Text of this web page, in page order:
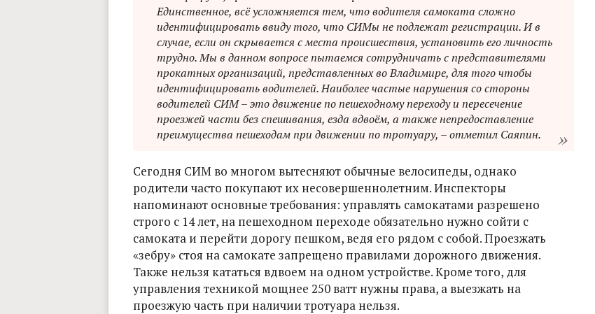
Единственное, всё усложняется тем, что водителя самоката сложно
идентифицировать ввиду того, что СИМы не подлежат регистрации. И в
случае, если он скрывается с места происшествия, установить его личность
трудно. Мы в данном вопросе пытаемся сотрудничать с представителями
прокатных организаций, представленных во Владимире, для того чтобы
идентифицировать водителей. Наиболее частые нарушения со стороны
водителей СИМ – это движение по пешеходному переходу и пересечение
проезжей части без спешивания, езда вдвоём, а также непредоставление
преимущества пешеходам при движении по тротуару, – отметил Саяпин.
Сегодня СИМ во многом вытесняют обычные велосипеды, однако
родители часто покупают их несовершеннолетним. Инспекторы
напоминают основные требования: управлять самокатами разрешено
строго с 14 лет, на пешеходном переходе обязательно нужно сойти с
самоката и перейти дорогу пешком, ведя его рядом с собой. Проезжать
«зебру» стоя на самокате запрещено правилами дорожного движения.
Также нельзя кататься вдвоем на одном устройстве. Кроме того, для
управления техникой мощнее 250 ватт нужны права, а выезжать на
проезжую часть при наличии тротуара нельзя.